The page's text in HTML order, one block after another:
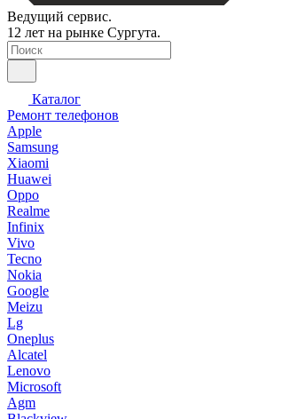
Ведущий сервис.
12 лет на рынке Сургута.
Каталог
Ремонт телефонов
Apple
Samsung
Xiaomi
Huawei
Oppo
Realme
Infinix
Vivo
Tecno
Nokia
Google
Meizu
Lg
Oneplus
Alcatel
Lenovo
Microsoft
Agm